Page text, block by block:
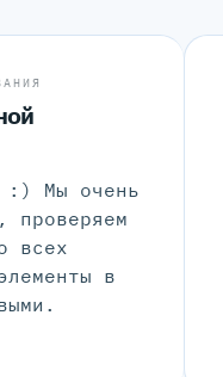
:) Мы очень
проверяем
всех
в